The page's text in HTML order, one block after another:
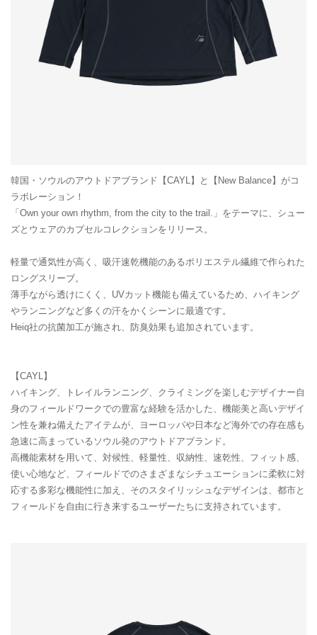
韓国・ソウルのアウトドアブランド【CAYL】と【New Balance】がコ
ラボレーション！
「Own your own rhythm, from the city to the trail.」をテーマに、シュー
ズとウェアのカプセルコレクションをリリース。
軽量で通気性が高く、吸汗速乾機能のあるポリエステル繊維で作られた
ロングスリーブ。
薄手ながら透けにくく、UVカット機能も備えているため、ハイキング
やランニングなど多くの汗をかくシーンに最適です。
Heiq社の抗菌加工が施され、防臭効果も追加されています。
【CAYL】
ハイキング、トレイルランニング、クライミングを楽しむデザイナー自
身のフィールドワークでの豊富な経験を活かした、機能美と高いデザイ
ン性を兼ね備えたアイテムが、ヨーロッパや日本など海外での存在感も
急速に高まっているソウル発のアウトドアブランド。
高機能素材を用いて、対候性、軽量性、収納性、速乾性、フィット感、
使い心地など、フィールドでのさまざまなシチュエーションに柔軟に対
応する多彩な機能性に加え、そのスタイリッシュなデザインは、都市と
フィールドを自由に行き来するユーザーたちに支持されています。